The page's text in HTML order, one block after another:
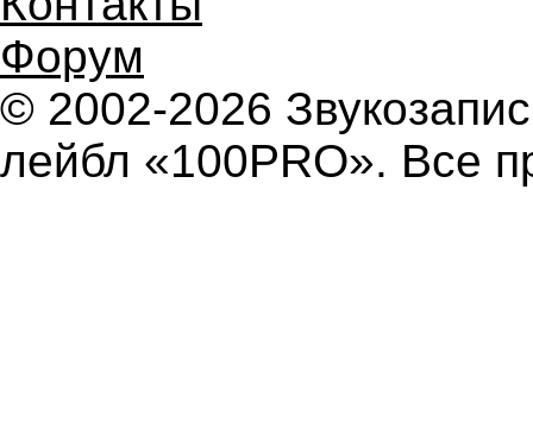
Форум
© 2002-2026
лейбл «100PRO». Все